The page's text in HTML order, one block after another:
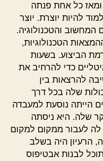
ומאז כל אחת פנתה
להיות יוצרת. יוצר
והטכנולוגיה.
הטכנולוגיות,
הביצוע. בשעות
כדי להרחיב את
להרצאות בין
שלה בכל דרך
הייתה נוסעת למעבדה
שלה. היא ניסתה
לעבור ממקום למקום
הרעיון היה בשלב
לבנות אבטיפוס